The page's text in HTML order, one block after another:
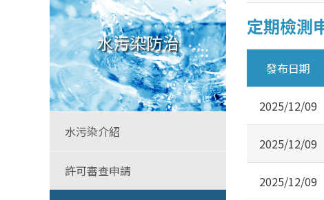
水污染防治
水污染介紹
許可審查申請
定期檢測
發布日期
2025/12/09
2025/12/09
2025/12/09